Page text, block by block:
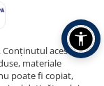
Conținutul acestui
materiale
poate fi copiat,